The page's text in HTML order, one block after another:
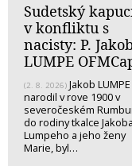
Sudetský
v konfliktu s
nacisty: P. Jakob
LUMPE
(2. 8. 2026) Jakob
narodil v rove 1900 v
severočeském
do rodiny tkalce Jakoba
Lumpeho a jeho ženy
Marie, byl…